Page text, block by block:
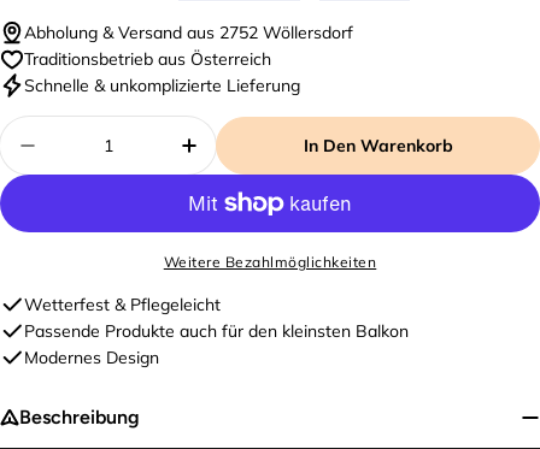
Abholung & Versand aus 2752 Wöllersdorf
Traditionsbetrieb aus Österreich
Schnelle & unkomplizierte Lieferung
Menge
Menge Für Schalenstuhl St. Tropez Verringern
Menge Für Schalenstuhl St.
In Den Warenkorb
Weitere Bezahlmöglichkeiten
Wetterfest & Pflegeleicht
Passende Produkte auch für den kleinsten Balkon
Modernes Design
Beschreibung